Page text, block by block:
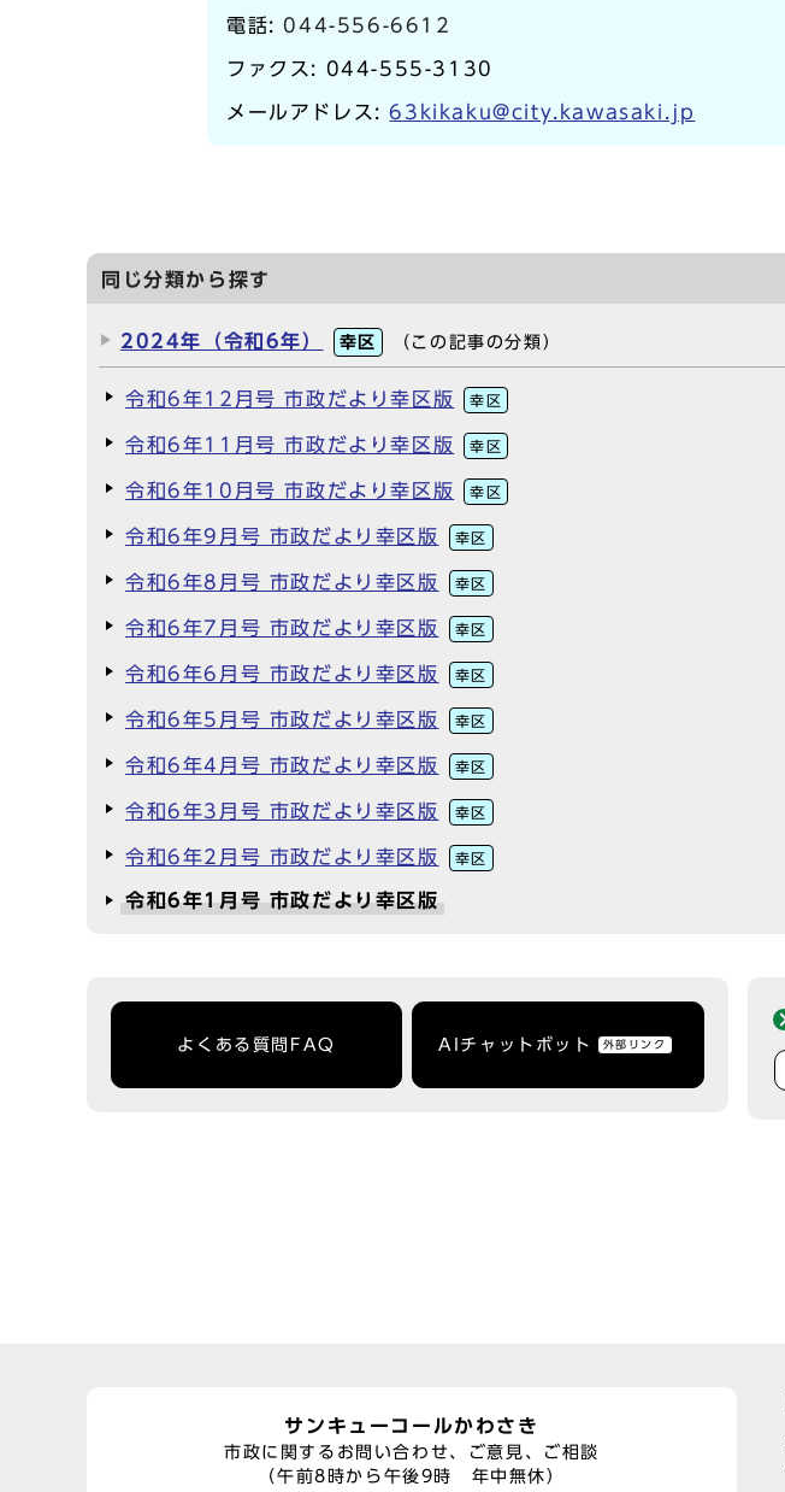
電話: 044-556-6612
ファクス: 044-555-3130
メールアドレス:63kikaku@city.kawasaki.jp
同じ分類から探す
2024年（令和6年） 幸区 （この記事の分類）
令和6年12月号 市政だより幸区版 幸区
令和6年11月号 市政だより幸区版 幸区
令和6年10月号 市政だより幸区版 幸区
令和6年9月号 市政だより幸区版 幸区
令和6年8月号 市政だより幸区版 幸区
令和6年7月号 市政だより幸区版 幸区
令和6年6月号 市政だより幸区版 幸区
令和6年5月号 市政だより幸区版 幸区
令和6年4月号 市政だより幸区版 幸区
令和6年3月号 市政だより幸区版 幸区
令和6年2月号 市政だより幸区版 幸区
令和6年1月号 市政だより幸区版
よくある質問FAQ AIチャットボット 外部リンク
サンキューコールかわさき
市政に関するお問い合わせ、ご意見、ご相談
（午前8時から午後9時 年中無休）